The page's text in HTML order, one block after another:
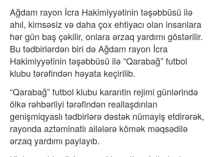
Ağdam rayon İcra Hakimiyyətinin təşəbbüsü ilə
ahıl, kimsəsiz və daha çox ehtiyacı olan insanlara
hər gün baş çəkilir, onlara ərzaq yardımı göstərilir.
Bu tədbirlərdən biri də Ağdam rayon İcra
Hakimiyyətinin təşəbbüsü ilə “Qarabağ” futbol
klubu tərəfindən həyata keçirilib.
“Qarabağ” futbol klubu karantin rejimi günlərində
ölkə rəhbərliyi tərəfindən reallaşdırılan
genişmiqyaslı tədbirlərə dəstək nümayiş etdirərək,
rayonda aztəminatlı ailələrə kömək məqsədilə
ərzaq yardımı paylayıb.